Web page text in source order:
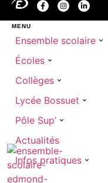
MENU
Ensemble scolaire
Écoles
Collèges
Lycée Bossuet
Pôle Sup’
Actualités
Infos pratiques